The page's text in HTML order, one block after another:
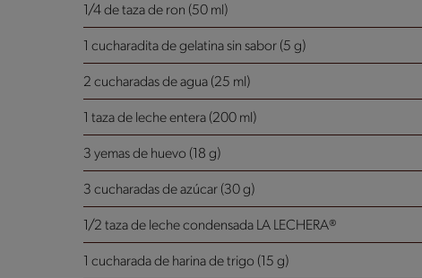
1/4 de taza de ron (50 ml)
1 cucharadita de gelatina sin sabor (5 g)
2 cucharadas de agua (25 ml)
1 taza de leche entera (200 ml)
3 yemas de huevo (18 g)
3 cucharadas de azúcar (30 g)
1/2 taza de leche condensada LA LECHERA®
1 cucharada de harina de trigo (15 g)